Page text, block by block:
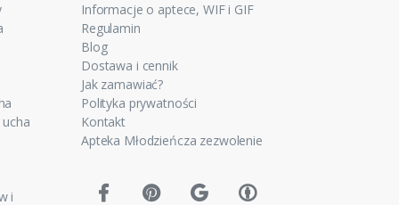
i
Informacje o aptece, WIF i GIF
Regulamin
Blog
Dostawa i cennik
Jak zamawiać?
Polityka prywatności
Kontakt
Apteka Młodzieńcza zezwolenie